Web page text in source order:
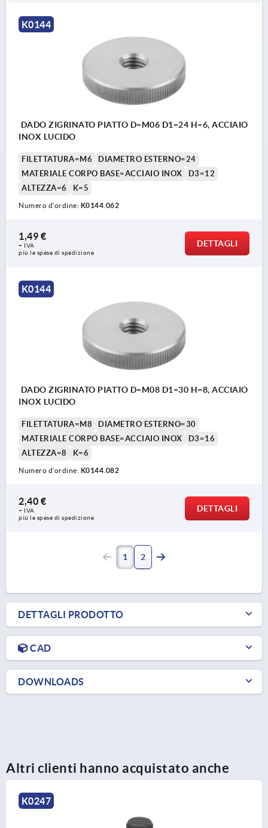
K0144
DADO ZIGRINATO PIATTO D=M06 D1=24 H=6, ACCIAIO
INOX LUCIDO
FILETTATURA=M6
DIAMETRO ESTERNO=24
MATERIALE CORPO BASE=ACCIAIO INOX
D3=12
ALTEZZA=6
K=5
Numero d’ordine: K0144.062
1,49 €
+ IVA
più le spese di spedizione
DETTAGLI
K0144
DADO ZIGRINATO PIATTO D=M08 D1=30 H=8, ACCIAIO
INOX LUCIDO
FILETTATURA=M8
DIAMETRO ESTERNO=30
MATERIALE CORPO BASE=ACCIAIO INOX
D3=16
ALTEZZA=8
K=6
Numero d’ordine: K0144.082
2,40 €
+ IVA
più le spese di spedizione
DETTAGLI
1 2
DETTAGLI PRODOTTO
CAD
DOWNLOADS
Altri clienti hanno acquistato anche
K1472